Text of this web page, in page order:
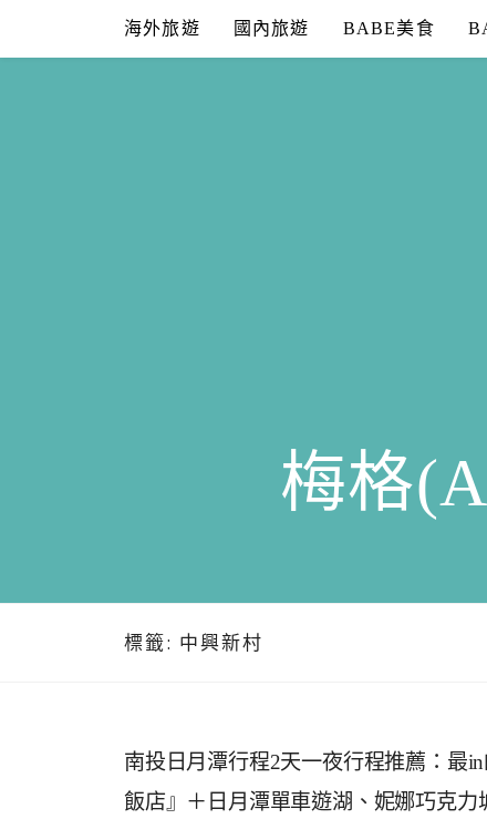
content
海外旅遊 國內旅遊 BABE美食
梅格
標籤: 中興新村
南投日月潭行程2天一夜行程推薦：最
飯店』＋日月潭單車遊湖、妮娜巧克